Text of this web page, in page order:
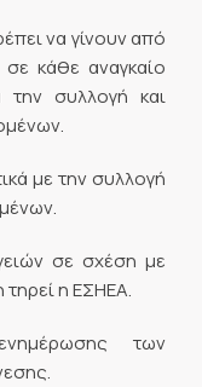
να γίνουν από
κάθε αναγκαίο
συλλογή και
με την συλλογή
σε σχέση με
η ΕΣΗΕΑ.
των